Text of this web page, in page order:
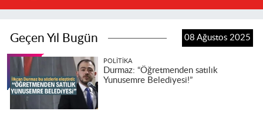
Geçen Yıl Bugün 08 Ağustos 2025
POLITIKA
Durmaz: “Öğretmenden satılık
Yunusemre Belediyesi!”